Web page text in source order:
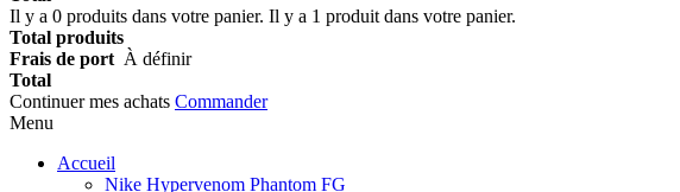
Il y a 0 produits dans votre panier. Il y a 1 produit dans votre panier.
Total produits
Frais de port À définir
Total
Continuer mes achats Commander
Menu
Accueil
Nike Hypervenom Phantom FG